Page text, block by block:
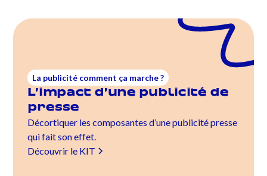
La publicité comment ça marche ?
L’impact d’une publicité de
presse
Décortiquer les composantes d’une publicité presse
qui fait son effet.
Découvrir le KIT